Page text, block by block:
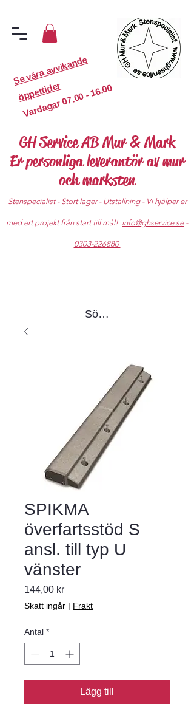
S
e
v
år
a
a
v
vi
k
a
n
d
e
ö
p
p
etti
d
er
Vardagar
07.00 - 16.00
GH Service AB Mur & Mark
Er personliga leverantör av mur
och marksten
Stenspecialist - Stort lager - Utställning - Vi hjälper er
med ert projekt från start till mål! info@ghservice.se-
0303-226880
Sök produkter
SPIKMA
överfartsstöd S
ansl. till typ U
vänster
144,00 krPris
Skatt ingår | Frakt
Antal *
Lägg till